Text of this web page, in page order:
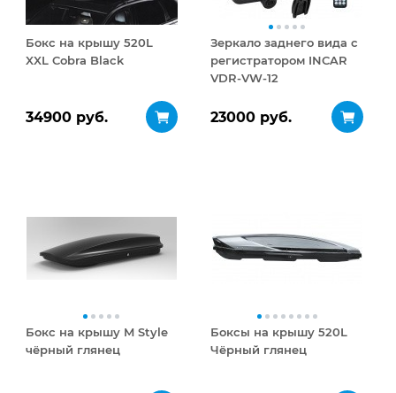
Бокс на крышу 520L
XXL Cobra Black
34900 руб.
Зеркало заднего вида с
регистратором INCAR
VDR-VW-12
23000 руб.
Бокс на крышу M Style
чёрный глянец
Боксы на крышу 520L
Чёрный глянец